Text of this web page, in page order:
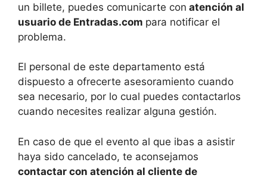
un billete, puedes comunicarte con atención al
usuario de Entradas.com para notificar el
problema.
El personal de este departamento está
dispuesto a ofrecerte asesoramiento cuando
sea necesario, por lo cual puedes contactarlos
cuando necesites realizar alguna gestión.
En caso de que el evento al que ibas a asistir
haya sido cancelado, te aconsejamos
contactar con atención al cliente de